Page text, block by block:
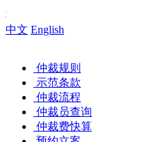
中文 English
仲裁规则
示范条款
仲裁流程
仲裁员查询
仲裁费快算